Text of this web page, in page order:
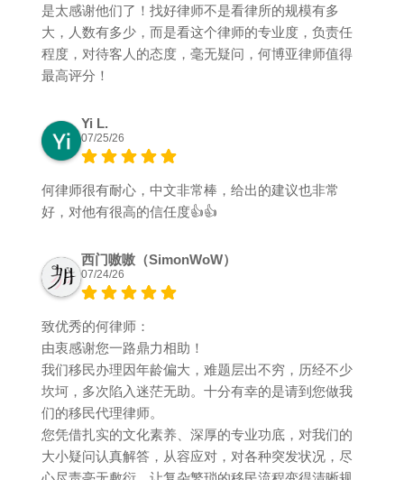
是太感谢他们了！找好律师不是看律所的规模有多
大，人数有多少，而是看这个律师的专业度，负责任
程度，对待客人的态度，毫无疑问，何博亚律师值得
最高评分！
Yi L.
07/25/26
何律师很有耐心，中文非常棒，给出的建议也非常
好，对他有很高的信任度👍👍
西门嗷嗷（SimonWoW）
07/24/26
致优秀的何律师：
由衷感谢您一路鼎力相助！
我们移民办理因年龄偏大，难题层出不穷，历经不少
坎坷，多次陷入迷茫无助。十分有幸的是请到您做我
们的移民代理律师。
您凭借扎实的文化素养、深厚的专业功底，对我们的
大小疑问认真解答，从容应对，对各种突发状况，尽